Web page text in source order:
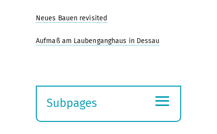
Neues Bauen revisited
Aufmaß am Laubenganghaus in Dessau
Subpages
≡